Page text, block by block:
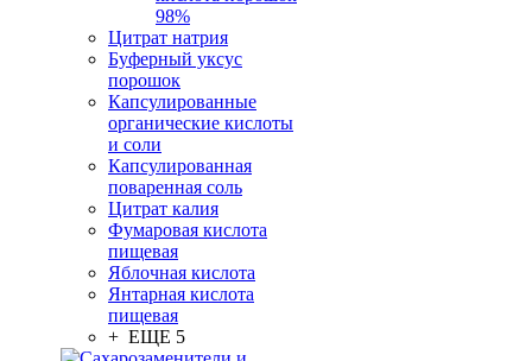
98%
Цитрат натрия
Буферный уксус
порошок
Капсулированные
органические кислоты
и соли
Капсулированная
поваренная соль
Цитрат калия
Фумаровая кислота
пищевая
Яблочная кислота
Янтарная кислота
пищевая
+ ЕЩЕ 5